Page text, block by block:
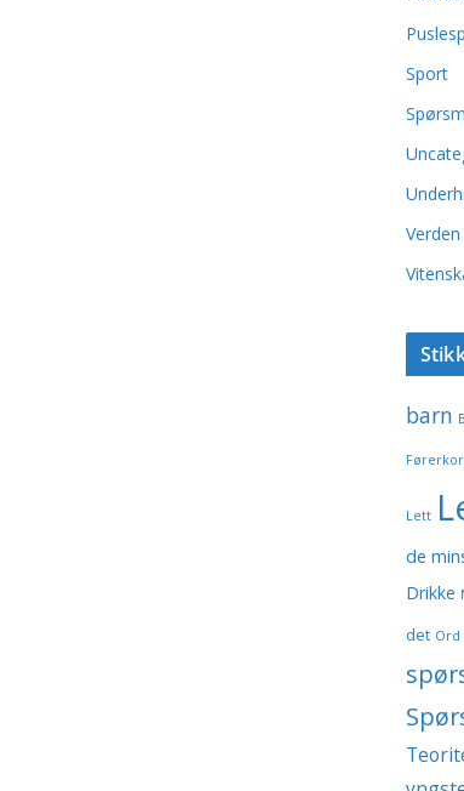
Sport
Verden
barn
Lett
de
Drikke
det Ord